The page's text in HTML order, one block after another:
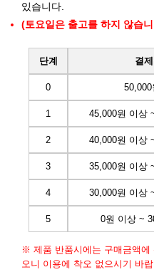
있습니다.
(토요일은 출고를 하지 않습
단계 결
0
1 45,000원 이상
2 40,000원 이상
3 35,000원 이상
4 30,000원 이상
5 0원 이상 ~
※ 제품 반품시에는 구매금액에
오니 이용에 착오 없으시기 바